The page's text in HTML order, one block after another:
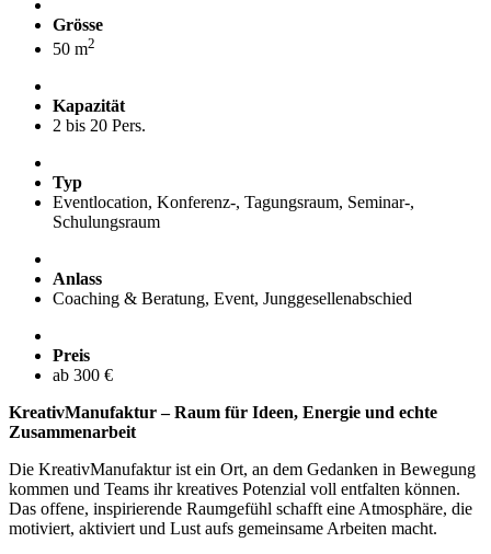
Grösse
50 m2
Kapazität
2 bis 20 Pers.
Typ
Eventlocation, Konferenz-, Tagungsraum, Seminar-,
Schulungsraum
Anlass
Coaching & Beratung, Event, Junggesellenabschied
Preis
ab 300 €
KreativManufaktur – Raum für Ideen, Energie und echte
Zusammenarbeit
Die KreativManufaktur ist ein Ort, an dem Gedanken in Bewegung
kommen und Teams ihr kreatives Potenzial voll entfalten können.
Das offene, inspirierende Raumgefühl schafft eine Atmosphäre, die
motiviert, aktiviert und Lust aufs gemeinsame Arbeiten macht.